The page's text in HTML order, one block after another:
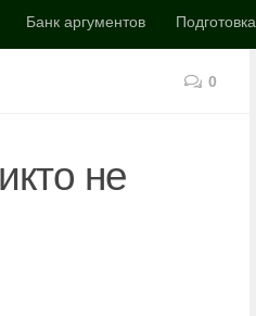
Банк аргументов Подготовка
0
не